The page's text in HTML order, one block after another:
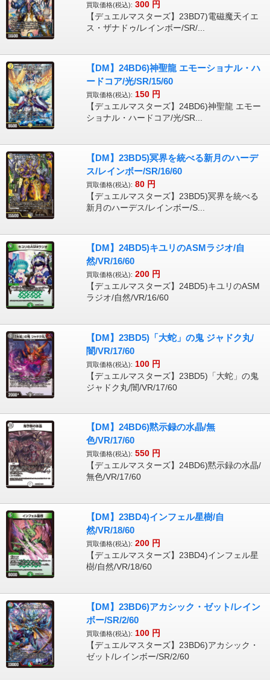
買取価格(税込): 300 円
【デュエルマスターズ】23BD7)電磁魔天イエ
ス・ザナドゥ/レインボー/SR/...
【DM】24BD6)神聖龍 エモーショナル・ハ
ードコア/光/SR/15/60
買取価格(税込): 150 円
【デュエルマスターズ】24BD6)神聖龍 エモー
ショナル・ハードコア/光/SR...
【DM】23BD5)冥界を統べる新月のハーデ
ス/レインボー/SR/16/60
買取価格(税込): 80 円
【デュエルマスターズ】23BD5)冥界を統べる
新月のハーデス/レインボー/S...
【DM】24BD5)キユリのASMラジオ/自
然/VR/16/60
買取価格(税込): 200 円
【デュエルマスターズ】24BD5)キユリのASM
ラジオ/自然/VR/16/60
【DM】23BD5)「大蛇」の鬼 ジャドク丸/
闇/VR/17/60
買取価格(税込): 100 円
【デュエルマスターズ】23BD5)「大蛇」の鬼
ジャドク丸/闇/VR/17/60
【DM】24BD6)黙示録の水晶/無
色/VR/17/60
買取価格(税込): 550 円
【デュエルマスターズ】24BD6)黙示録の水晶/
無色/VR/17/60
【DM】23BD4)インフェル星樹/自
然/VR/18/60
買取価格(税込): 200 円
【デュエルマスターズ】23BD4)インフェル星
樹/自然/VR/18/60
【DM】23BD6)アカシック・ゼット/レイン
ボー/SR/2/60
買取価格(税込): 100 円
【デュエルマスターズ】23BD6)アカシック・
ゼット/レインボー/SR/2/60